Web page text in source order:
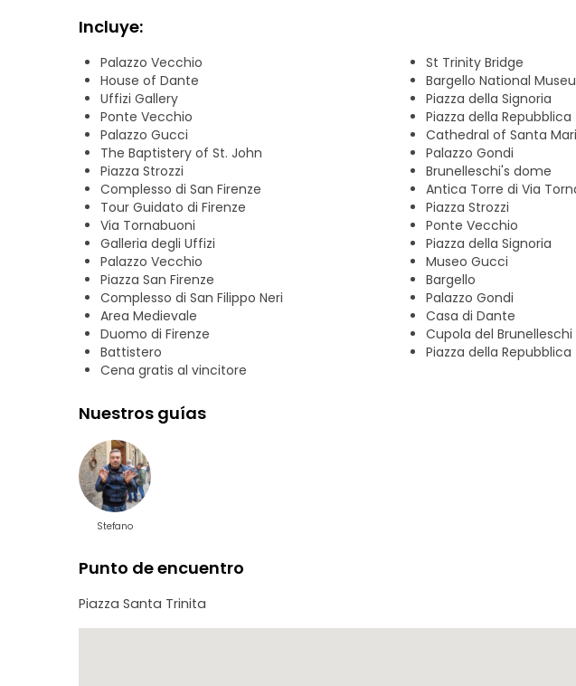
Medici.
El tour incluye también un divertido concurso cultural dedicado a la Florencia
las explicaciones, observa los detalles de los monumentos y pon a prueba
resto de participantes.
El ganador recibirá una cena típica florentina, una forma perfecta de concluir
también los sabores de la tradición local (condición necesaria: que el grupo
menos 8 participantes).
¡Te esperamos!
Incluye:
Palazzo Vecchio
St Trinity Bridge
House of Dante
Bargello National
Uffizi Gallery
Piazza della Signoria
Ponte Vecchio
Piazza della Repubblica
Palazzo Gucci
Cathedral of Santa
The Baptistery of St. John
Palazzo Gondi
Piazza Strozzi
Brunelleschi's dome
Complesso di San Firenze
Antica Torre di Via
Tour Guidato di Firenze
Piazza Strozzi
Via Tornabuoni
Ponte Vecchio
Galleria degli Uffizi
Piazza della Signoria
Palazzo Vecchio
Museo Gucci
Piazza San Firenze
Bargello
Complesso di San Filippo Neri
Palazzo Gondi
Area Medievale
Casa di Dante
Duomo di Firenze
Cupola del Brunelleschi
Battistero
Piazza della Repubblica
Cena gratis al vincitore
Nuestros guías
Stefano
Punto de encuentro
Piazza Santa Trinita